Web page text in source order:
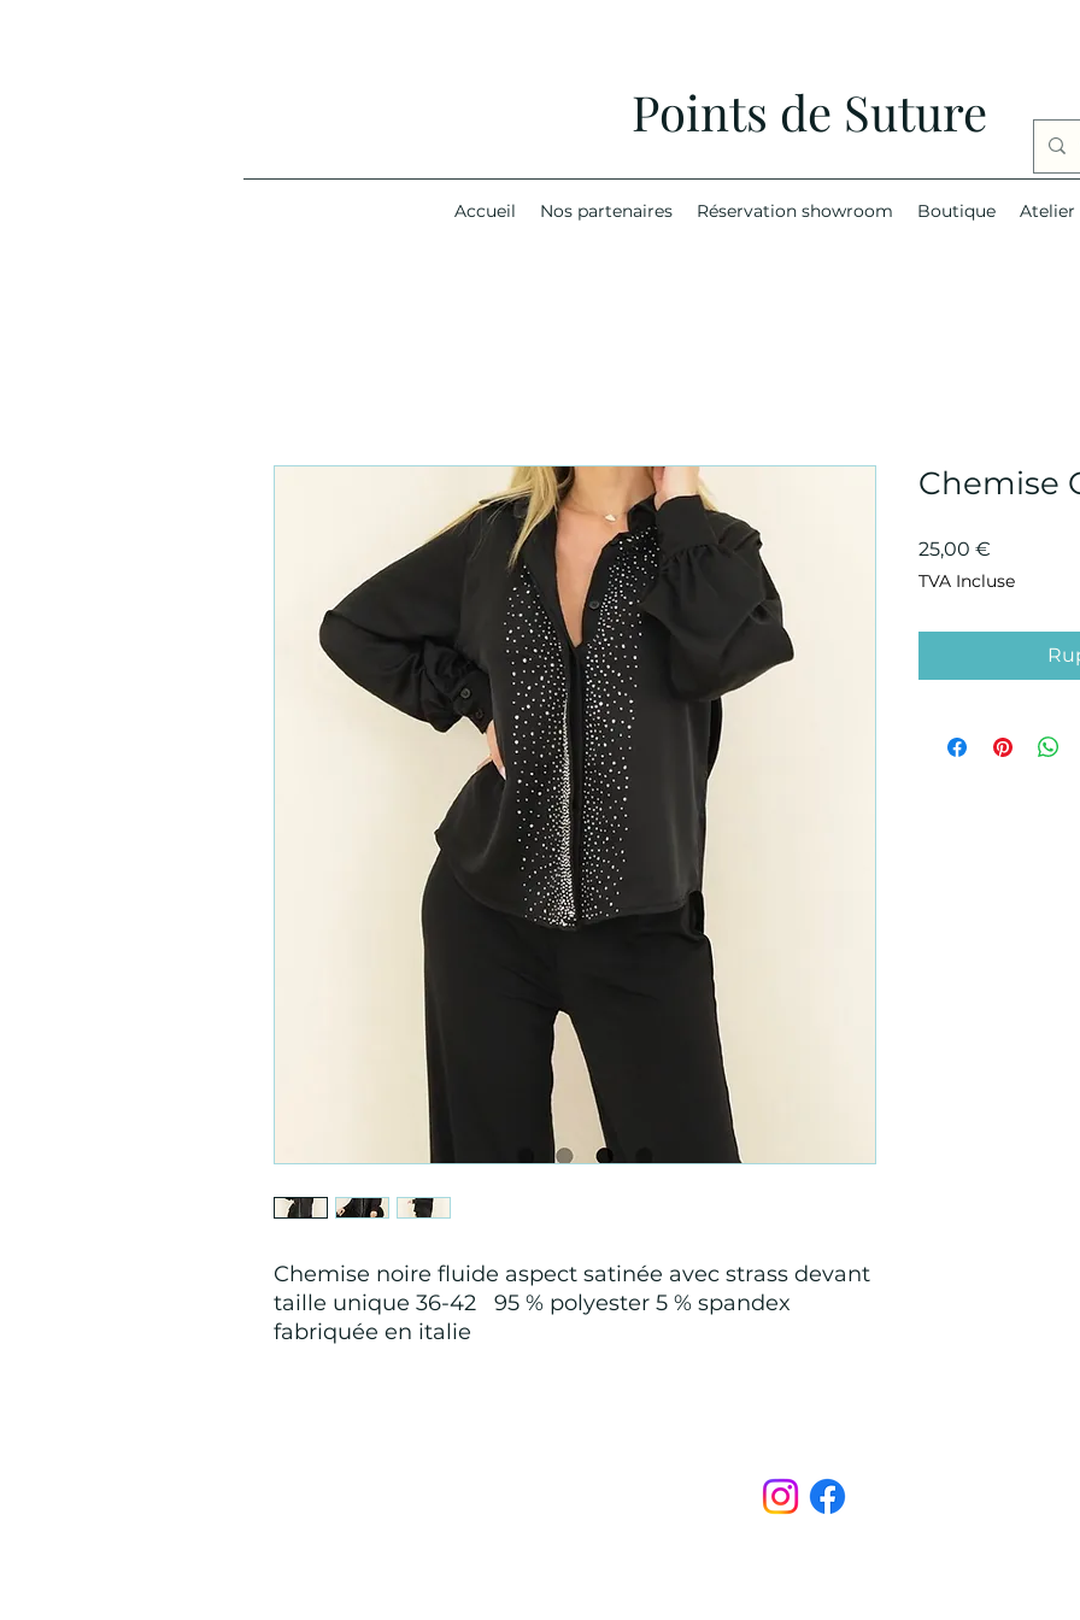
Points de Suture
Accueil Nos partenaires Réservation showroom Boutique Atelier
Chemise noire fluide aspect satinée avec strass devant
taille unique 36-42 95 % polyester 5 % spandex
fabriquée en italie
Chemise
25,00 €
TVA Incluse